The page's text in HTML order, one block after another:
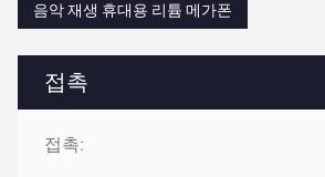
접촉
접촉:
음악 재생 휴대용 리튬 메가폰